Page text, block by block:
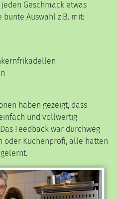
Geschmack etwas
bunte Auswahl z.B. mit:
haben gezeigt, dass
und vollwertig
Feedback war durchweg
oder Küchenprofi, alle hatten